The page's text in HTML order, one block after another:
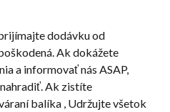
dodávku od
Ak dokážete
a informovať nás ASAP,
Ak zistíte
balíka , Udržujte všetok